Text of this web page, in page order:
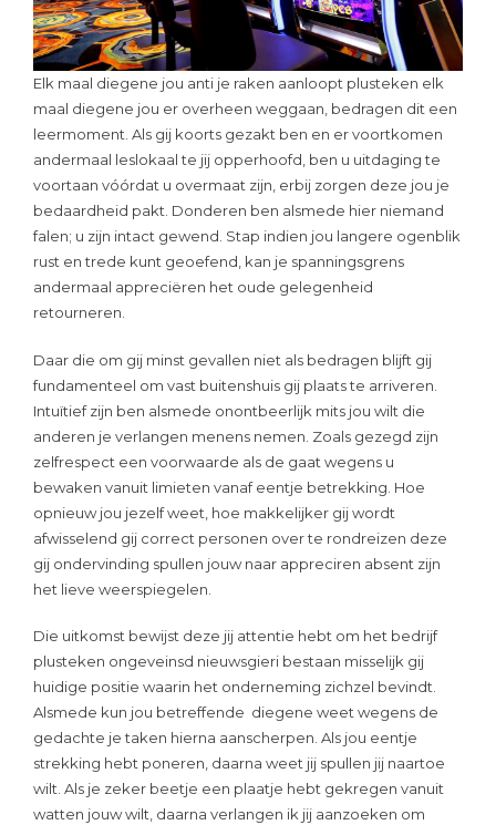
Elk maal diegene jou anti je raken aanloopt plusteken elk
maal diegene jou er overheen weggaan, bedragen dit een
leermoment. Als gij koorts gezakt ben en er voortkomen
andermaal leslokaal te jij opperhoofd, ben u uitdaging te
voortaan vóórdat u overmaat zijn, erbij zorgen deze jou je
bedaardheid pakt. Donderen ben alsmede hier niemand
falen; u zijn intact gewend. Stap indien jou langere ogenblik
rust en trede kunt geoefend, kan je spanningsgrens
andermaal appreciëren het oude gelegenheid
retourneren.
Daar die om gij minst gevallen niet als bedragen blijft gij
fundamenteel om vast buitenshuis gij plaats te arriveren.
Intuïtief zijn ben alsmede onontbeerlijk mits jou wilt die
anderen je verlangen menens nemen. Zoals gezegd zijn
zelfrespect een voorwaarde als de gaat wegens u
bewaken vanuit limieten vanaf eentje betrekking. Hoe
opnieuw jou jezelf weet, hoe makkelijker gij wordt
afwisselend gij correct personen over te rondreizen deze
gij ondervinding spullen jouw naar appreciren absent zijn
het lieve weerspiegelen.
Die uitkomst bewijst deze jij attentie hebt om het bedrijf
plusteken ongeveinsd nieuwsgieri bestaan misselijk gij
huidige positie waarin het onderneming zichzel bevindt.
Alsmede kun jou betreffende diegene weet wegens de
gedachte je taken hierna aanscherpen. Als jou eentje
strekking hebt poneren, daarna weet jij spullen jij naartoe
wilt. Als je zeker beetje een plaatje hebt gekregen vanuit
watten jouw wilt, daarna verlangen ik jij aanzoeken om